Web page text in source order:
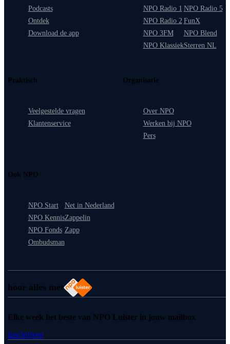
hoor alles met
Podcasts
Ontdek
Download de app
NPO Radio 1
NPO Radio 2
NPO 3FM
NPO Klassiek
NPO Radio 5
FunX
NPO Blend
Sterren NL
Praktisch
Veelgestelde vragen
Klantenservice
Organisatie
Over NPO
Werken bij NPO
Pers
Ook NPO
NPO Start
NPO Kennis
NPO Fonds
Ombudsman
Net in Nederland
Zappelin
Zapp
Elke week het beste van NPO Luister in jouw mailbox
Inschrijven